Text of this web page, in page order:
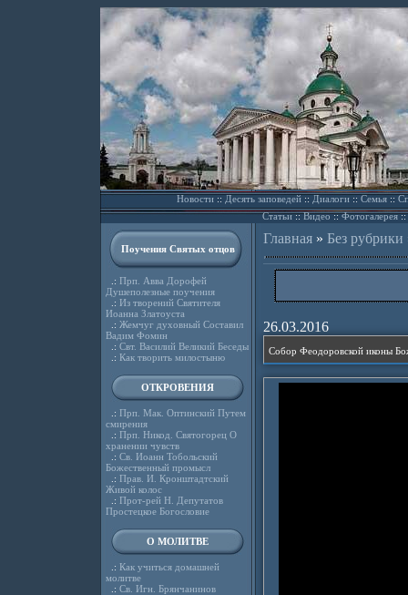
Новости::Десять заповедей::Диалоги::Семья::
Статьи::Видео ::Фотогалерея::
Поучения Святых отцов
.: Прп. Авва Дорофей
Душеполезные поучения
.: Из творений Святителя
Иоанна Златоуста
.: Жемчуг духовный Составил
Вадим Фомин
.: Свт. Василий Великий Беседы
.: Как творить милостыню
ОТКРОВЕНИЯ
.: Прп. Мак. Оптинский Путем
смирения
.: Прп. Никод. Святогорец О
хранении чувств
.: Св. Иоанн Тобольский
Божественный промысл
.: Прав. И. Кронштадтский
Живой колос
.: Прот-рей Н. Депутатов
Простецкое Богословие
О МОЛИТВЕ
.: Как учиться домашней
молитве
.: Св. Игн. Брянчанинов
Главная» Без рубрики
26.03.2016
Собор Феодоровской иконы